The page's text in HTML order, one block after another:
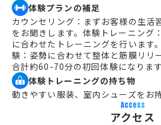
体験プランの補足
カウンセリング：まずお客様の生活
をお聞きします。体験トレーニング
に合わせたトレーニングを行います
験：姿勢に合わせて整体と筋膜リリ
合計約60-70分の初回体験になります
体験トレーニングの持ち物
動きやすい服装、室内シューズをお
Access
アクセス